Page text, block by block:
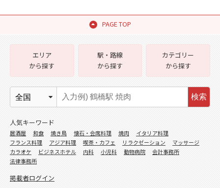
PAGE TOP
エリア
から探す
駅・路線
から探す
カテゴリー
から探す
検索
人気キーワード
居酒屋 和食 焼き鳥 懐石・会席料理 焼肉
イタリア料理
フランス料理
アジア料理 喫茶・カフェ リラクゼーション
マッサージ
カラオケ
ビジネスホテル 内科 小児科 動物病院
会計事務所
法律事務所
掲載者ログイン